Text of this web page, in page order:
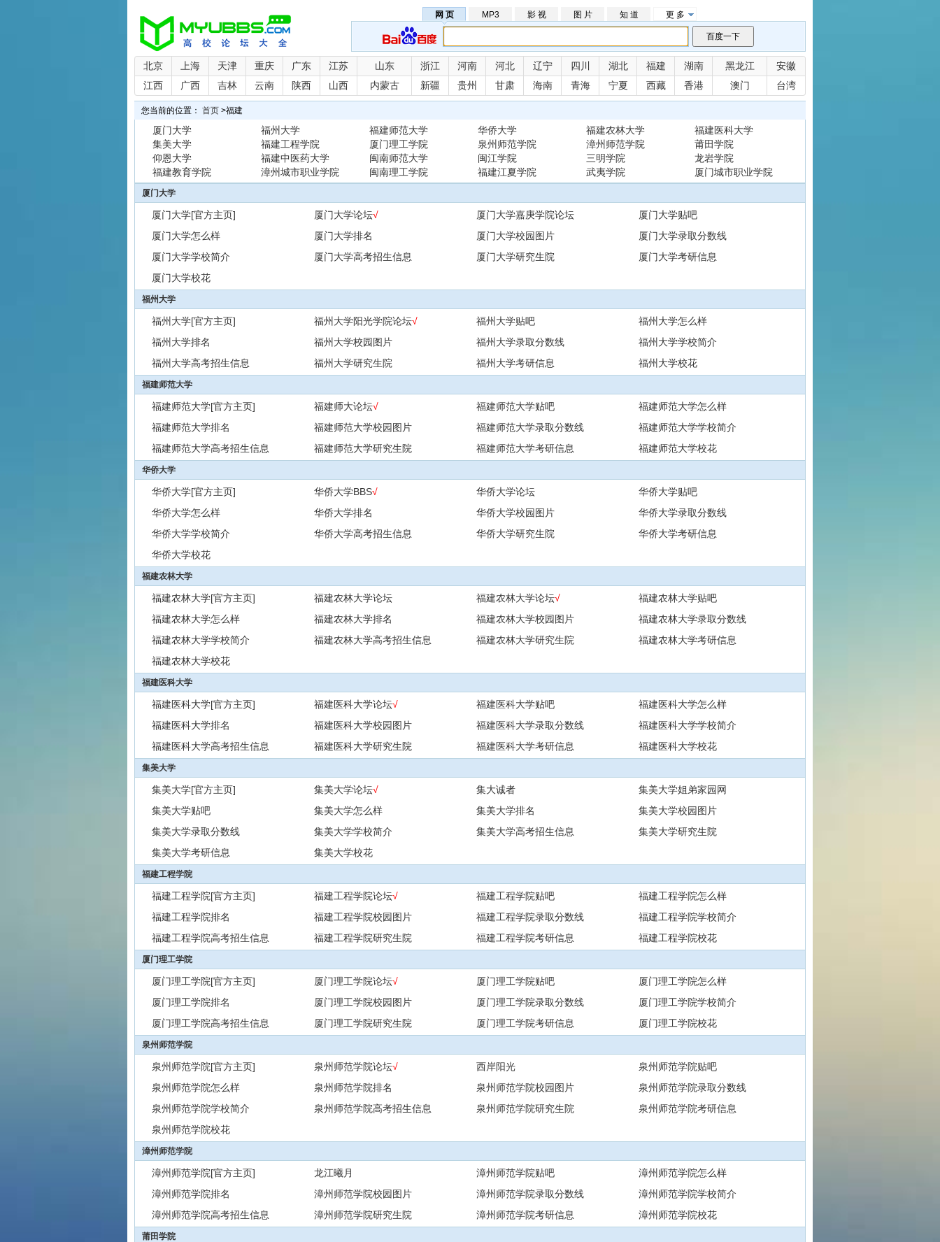
网 页 MP3 影 视 图 片 知 道 更 多
北京 上海 天津 重庆 广东 江苏 山东 浙江 河南 河北 辽宁 四川 湖北 福建 湖南 黑龙江
安徽
江西
广西 吉林 云南 陕西 山西 内蒙古 新疆 贵州 甘肃 海南 青海 宁夏 西藏 香港 澳门 台湾
您当前的位置： 首页 >福建
厦门大学 福州大学 福建师范大学 华侨大学 福建农林大学
福建医科大学
集美大学
福建工程学院 厦门理工学院 泉州师范学院 漳州师范学院
莆田学院
仰恩大学
福建中医药大学 闽南师范大学 闽江学院 三明学院
龙岩学院
福建教育学院
漳州城市职业学院 闽南理工学院 福建江夏学院 武夷学院 厦门城市职业学院
厦门大学
厦门大学[官方主页] 厦门大学论坛√ 厦门大学嘉庚学院论坛
厦门大学贴吧
厦门大学怎么样
厦门大学排名 厦门大学校园图片
厦门大学录取分数线
厦门大学学校简介
厦门大学高考招生信息 厦门大学研究生院
厦门大学考研信息
厦门大学校花
福州大学
福州大学[官方主页] 福州大学阳光学院论坛√ 福州大学贴吧
福州大学怎么样
福州大学排名
福州大学校园图片 福州大学录取分数线
福州大学学校简介
福州大学高考招生信息
福州大学研究生院 福州大学考研信息 福州大学校花
福建师范大学
福建师范大学[官方主页] 福建师大论坛√ 福建师范大学贴吧
福建师范大学怎么样
福建师范大学排名
福建师范大学校园图片 福建师范大学录取分数线
福建师范大学学校简介
福建师范大学高考招生信息
福建师范大学研究生院 福建师范大学考研信息 福建师范大学校花
华侨大学
华侨大学[官方主页] 华侨大学BBS√ 华侨大学论坛
华侨大学贴吧
华侨大学怎么样
华侨大学排名 华侨大学校园图片
华侨大学录取分数线
华侨大学学校简介
华侨大学高考招生信息 华侨大学研究生院
华侨大学考研信息
华侨大学校花
福建农林大学
福建农林大学[官方主页] 福建农林大学论坛 福建农林大学论坛√
福建农林大学贴吧
福建农林大学怎么样
福建农林大学排名 福建农林大学校园图片
福建农林大学录取分数线
福建农林大学学校简介
福建农林大学高考招生信息 福建农林大学研究生院
福建农林大学考研信息
福建农林大学校花
福建医科大学
福建医科大学[官方主页] 福建医科大学论坛√ 福建医科大学贴吧
福建医科大学怎么样
福建医科大学排名
福建医科大学校园图片 福建医科大学录取分数线
福建医科大学学校简介
福建医科大学高考招生信息
福建医科大学研究生院 福建医科大学考研信息 福建医科大学校花
集美大学
集美大学[官方主页] 集美大学论坛√ 集大诚者
集美大学姐弟家园网
集美大学贴吧
集美大学怎么样 集美大学排名
集美大学校园图片
集美大学录取分数线
集美大学学校简介 集美大学高考招生信息
集美大学研究生院
集美大学考研信息
集美大学校花
福建工程学院
福建工程学院[官方主页] 福建工程学院论坛√ 福建工程学院贴吧
福建工程学院怎么样
福建工程学院排名
福建工程学院校园图片 福建工程学院录取分数线
福建工程学院学校简介
福建工程学院高考招生信息
福建工程学院研究生院 福建工程学院考研信息 福建工程学院校花
厦门理工学院
厦门理工学院[官方主页] 厦门理工学院论坛√ 厦门理工学院贴吧
厦门理工学院怎么样
厦门理工学院排名
厦门理工学院校园图片 厦门理工学院录取分数线
厦门理工学院学校简介
厦门理工学院高考招生信息
厦门理工学院研究生院 厦门理工学院考研信息 厦门理工学院校花
泉州师范学院
泉州师范学院[官方主页] 泉州师范学院论坛√ 西岸阳光
泉州师范学院贴吧
泉州师范学院怎么样
泉州师范学院排名 泉州师范学院校园图片
泉州师范学院录取分数线
泉州师范学院学校简介
泉州师范学院高考招生信息 泉州师范学院研究生院
泉州师范学院考研信息
泉州师范学院校花
漳州师范学院
漳州师范学院[官方主页] 龙江曦月 漳州师范学院贴吧
漳州师范学院怎么样
漳州师范学院排名
漳州师范学院校园图片 漳州师范学院录取分数线
漳州师范学院学校简介
漳州师范学院高考招生信息
漳州师范学院研究生院 漳州师范学院考研信息 漳州师范学院校花
莆田学院